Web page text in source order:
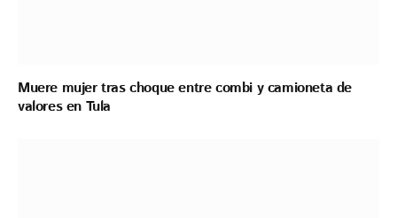
Muere mujer tras choque entre combi y camioneta de
valores en Tula